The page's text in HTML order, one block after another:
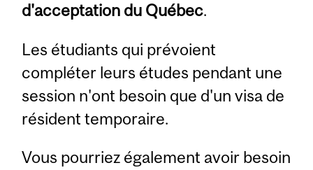
d'acceptation du Québec.
Les étudiants qui prévoient
compléter leurs études pendant une
session n'ont besoin que d'un visa de
résident temporaire.
Vous pourriez également avoir besoin